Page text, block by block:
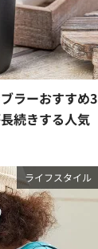
ラーおすすめ3
続きする人気
ライフスタイル